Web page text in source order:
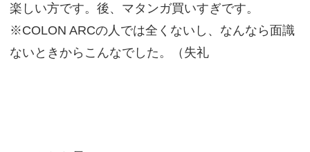
楽しい方です。後、マタンガ買いすぎです。
※COLON ARCの人では全くないし、なんなら面識
ないときからこんなでした。（失礼